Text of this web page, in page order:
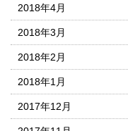
2018年4月
2018年3月
2018年2月
2018年1月
2017年12月